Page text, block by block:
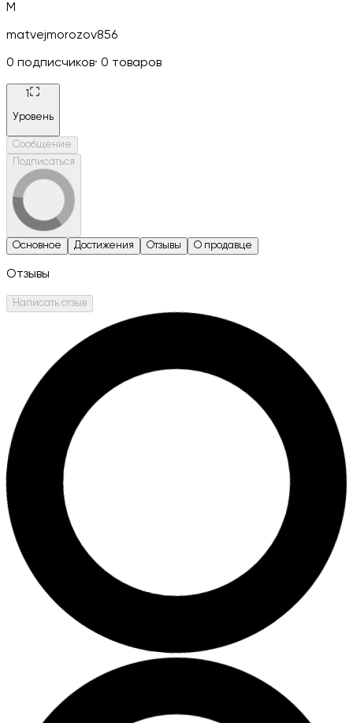
M
matvejmorozov856
0 подписчиков· 0 товаров
1
Уровень
Сообщение
Подписаться
Основное Достижения Отзывы О продавце
Отзывы
Написать отзыв